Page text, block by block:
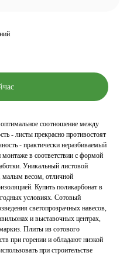
соотношение между
- листы прекрасно противостоят
- практически неразбиваемый
монтаже в соответствии с формой
Уникальный листовой
малым весом, отличной
Купить поликарбонат в
условиях. Сотовый
светопрозрачных навесов,
и выставочных центрах,
Плиты из сотового
при горении и обладают низкой
при строительстве